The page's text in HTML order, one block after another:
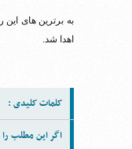
به برترین های
اهدا شد.
کلمات کلیدی :
اگر این مطلب را